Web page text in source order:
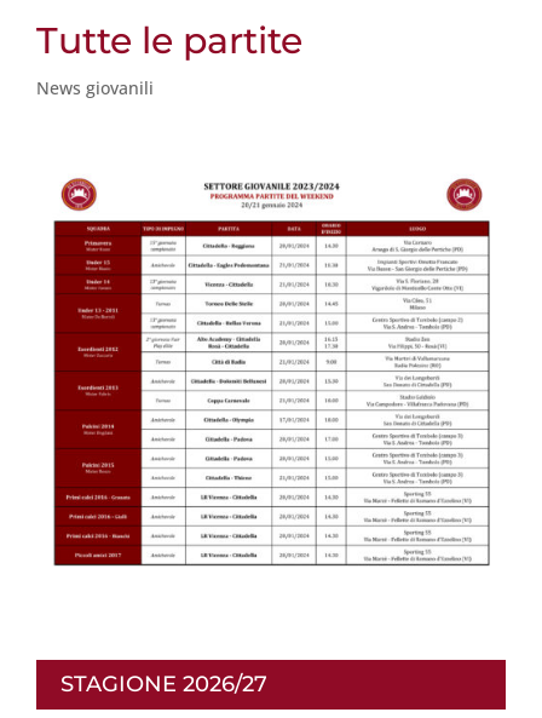
Tutte le partite
News giovanili
STAGIONE 2026/27